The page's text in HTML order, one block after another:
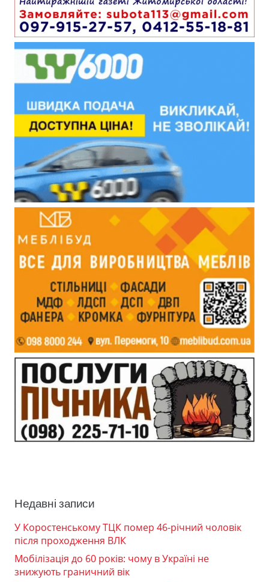
Недавні записи
У Коростенському ТЦК помер 46-річний чоловік
після проходження ВЛК
Мобілізація до 60 років: чому в Україні не
знижують граничний вік